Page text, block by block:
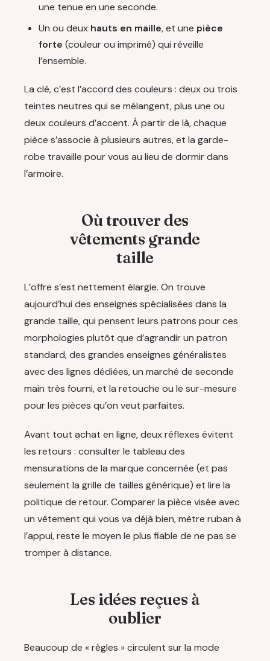
une tenue en une seconde.
Un ou deux hauts en maille, et une pièce
forte (couleur ou imprimé) qui réveille
l’ensemble.
La clé, c’est l’accord des couleurs : deux ou trois
teintes neutres qui se mélangent, plus une ou
deux couleurs d’accent. À partir de là, chaque
pièce s’associe à plusieurs autres, et la garde-
robe travaille pour vous au lieu de dormir dans
l’armoire.
Où trouver des
vêtements grande
taille
L’offre s’est nettement élargie. On trouve
aujourd’hui des enseignes spécialisées dans la
grande taille, qui pensent leurs patrons pour ces
morphologies plutôt que d’agrandir un patron
standard, des grandes enseignes généralistes
avec des lignes dédiées, un marché de seconde
main très fourni, et la retouche ou le sur-mesure
pour les pièces qu’on veut parfaites.
Avant tout achat en ligne, deux réflexes évitent
les retours : consulter le tableau des
mensurations de la marque concernée (et pas
seulement la grille de tailles générique) et lire la
politique de retour. Comparer la pièce visée avec
un vêtement qui vous va déjà bien, mètre ruban à
l’appui, reste le moyen le plus fiable de ne pas se
tromper à distance.
Les idées reçues à
oublier
Beaucoup de « règles » circulent sur la mode